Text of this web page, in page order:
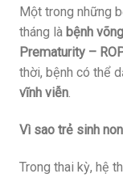
Một trong những
tháng là bệnh
Prematurity –
thời, bệnh có thể
vĩnh viễn
Vì sao trẻ sinh
Trong thai kỳ, hệ